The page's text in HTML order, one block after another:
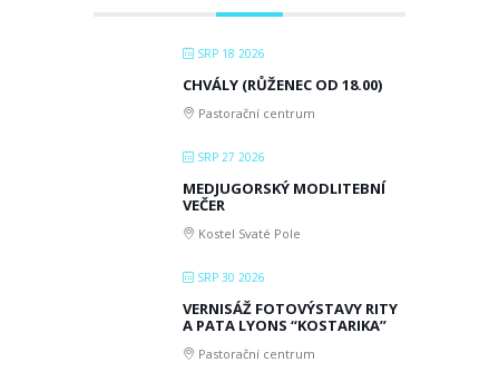
SRP 18 2026
CHVÁLY (RŮŽENEC OD 18.00)
Pastorační centrum
SRP 27 2026
MEDJUGORSKÝ MODLITEBNÍ
VEČER
Kostel Svaté Pole
SRP 30 2026
VERNISÁŽ FOTOVÝSTAVY RITY
A PATA LYONS “KOSTARIKA”
Pastorační centrum